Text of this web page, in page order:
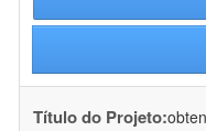
Título do Projeto: